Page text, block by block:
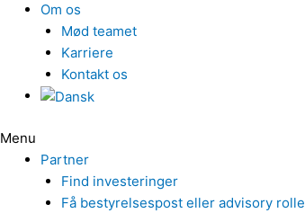
Om os
Mød teamet
Karriere
Kontakt os
Menu
Partner
Find investeringer
Få bestyrelsespost eller advisory rolle